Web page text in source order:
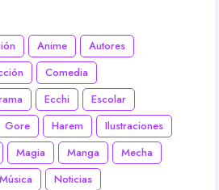
Anime
Autores
Comedia
Ecchi
Escolar
Gore Harem
Ilustraciones
Magia Manga
Mecha
Música
Noticias